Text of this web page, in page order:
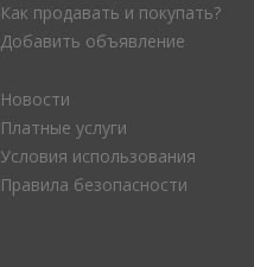
Как продавать и покупать?
Добавить объявление
Новости
Платные услуги
Условия использования
Правила безопасности